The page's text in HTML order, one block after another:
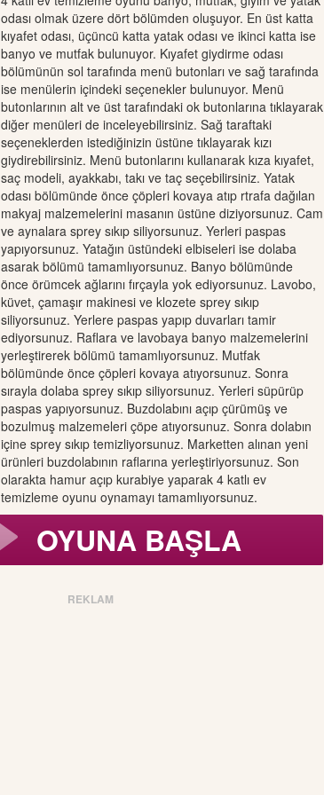
odası olmak üzere dört bölümden oluşuyor. En üst katta
kıyafet odası, üçüncü katta yatak odası ve ikinci katta ise
banyo ve mutfak bulunuyor. Kıyafet giydirme odası
bölümünün sol tarafında menü butonları ve sağ tarafında
ise menülerin içindeki seçenekler bulunuyor. Menü
butonlarının alt ve üst tarafındaki ok butonlarına tıklayarak
diğer menüleri de inceleyebilirsiniz. Sağ taraftaki
seçeneklerden istediğinizin üstüne tıklayarak kızı
giydirebilirsiniz. Menü butonlarını kullanarak kıza kıyafet,
saç modeli, ayakkabı, takı ve taç seçebilirsiniz. Yatak
odası bölümünde önce çöpleri kovaya atıp rtrafa dağılan
makyaj malzemelerini masanın üstüne diziyorsunuz. Cam
ve aynalara sprey sıkıp siliyorsunuz. Yerleri paspas
yapıyorsunuz. Yatağın üstündeki elbiseleri ise dolaba
asarak bölümü tamamlıyorsunuz. Banyo bölümünde
önce örümcek ağlarını fırçayla yok ediyorsunuz. Lavobo,
küvet, çamaşır makinesi ve klozete sprey sıkıp
siliyorsunuz. Yerlere paspas yapıp duvarları tamir
ediyorsunuz. Raflara ve lavobaya banyo malzemelerini
yerleştirerek bölümü tamamlıyorsunuz. Mutfak
bölümünde önce çöpleri kovaya atıyorsunuz. Sonra
sırayla dolaba sprey sıkıp siliyorsunuz. Yerleri süpürüp
paspas yapıyorsunuz. Buzdolabını açıp çürümüş ve
bozulmuş malzemeleri çöpe atıyorsunuz. Sonra dolabın
içine sprey sıkıp temizliyorsunuz. Marketten alınan yeni
ürünleri buzdolabının raflarına yerleştiriyorsunuz. Son
olarakta hamur açıp kurabiye yaparak 4 katlı ev
temizleme oyunu oynamayı tamamlıyorsunuz.
OYUNA BAŞLA
REKLAM